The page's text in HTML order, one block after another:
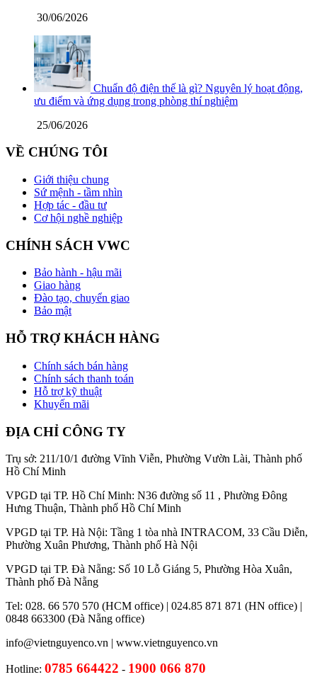
30/06/2026
Chuẩn độ điện thế là gì? Nguyên lý hoạt động,
ưu điểm và ứng dụng trong phòng thí nghiệm
25/06/2026
VỀ CHÚNG TÔI
Giới thiệu chung
Sứ mệnh - tầm nhìn
Hợp tác - đầu tư
Cơ hội nghề nghiệp
CHÍNH SÁCH VWC
Bảo hành - hậu mãi
Giao hàng
Đào tạo, chuyển giao
Bảo mật
HỖ TRỢ KHÁCH HÀNG
Chính sách bán hàng
Chính sách thanh toán
Hỗ trợ kỹ thuật
Khuyến mãi
ĐỊA CHỈ CÔNG TY
Trụ sở: 211/10/1 đường Vĩnh Viễn, Phường Vườn Lài, Thành phố
Hồ Chí Minh
VPGD tại TP. Hồ Chí Minh: N36 đường số 11 , Phường Đông
Hưng Thuận, Thành phố Hồ Chí Minh
VPGD tại TP. Hà Nội: Tầng 1 tòa nhà INTRACOM, 33 Cầu Diễn,
Phường Xuân Phương, Thành phố Hà Nội
VPGD tại TP. Đà Nẵng: Số 10 Lỗ Giáng 5, Phường Hòa Xuân,
Thành phố Đà Nẵng
Tel: 028. 66 570 570 (HCM office) | 024.85 871 871 (HN office) |
0848 663300 (Đà Nẵng office)
info@vietnguyenco.vn | www.vietnguyenco.vn
Hotline: 0785 664422 - 1900 066 870